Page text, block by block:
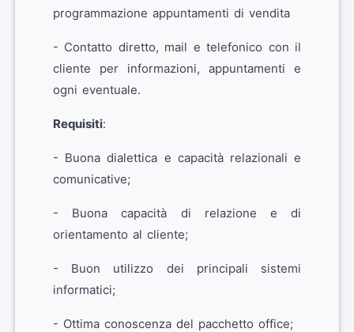
programmazione appuntamenti di vendita
- Contatto diretto, mail e telefonico con il
cliente per informazioni, appuntamenti e
ogni eventuale.
Requisiti:
- Buona dialettica e capacità relazionali e
comunicative;
- Buona capacità di relazione e di
orientamento al cliente;
- Buon utilizzo dei principali sistemi
informatici;
- Ottima conoscenza del pacchetto office;